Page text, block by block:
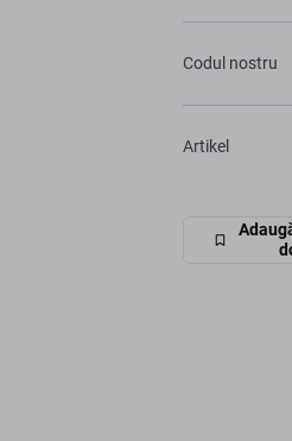
Codul nostru
Artikel